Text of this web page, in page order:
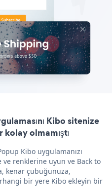
Kibo sitenize
olmamıştı
Kibo uygulamanızı
renklerine uyun ve Back to
kenar çubuğunuza,
bir yere Kibo ekleyin bir